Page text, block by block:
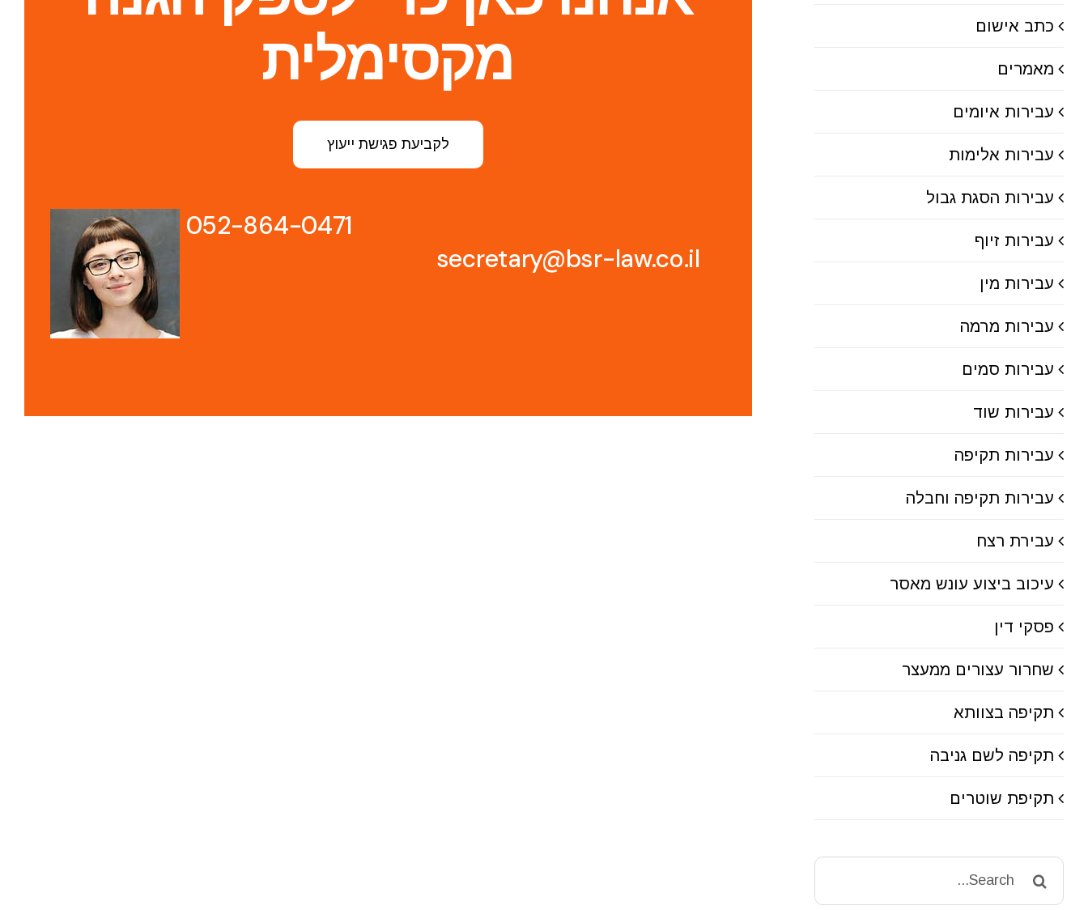
מקסימלית
לקביעת פגישת ייעוץ
secretary@bsr-law.co.il
052-864-0471
כתב אישום
מאמרים
עבירות איומים
עבירות אלימות
עבירות הסגת גבול
עבירות זיוף
עבירות מין
עבירות מרמה
עבירות סמים
עבירות שוד
עבירות תקיפה
עבירות תקיפה וחבלה
עבירת רצח
עיכוב ביצוע עונש מאסר
פסקי דין
שחרור עצורים ממעצר
תקיפה בצוותא
תקיפה לשם גניבה
תקיפת שוטרים
for: